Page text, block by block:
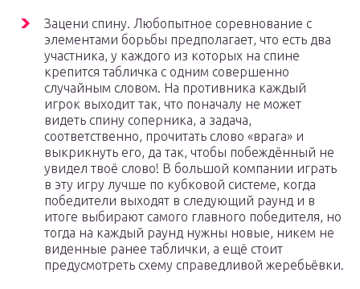
Зацени спину. Любопытное соревнование с
элементами борьбы предполагает, что есть два
участника, у каждого из которых на спине
крепится табличка с одним совершенно
случайным словом. На противника каждый
игрок выходит так, что поначалу не может
видеть спину соперника, а задача,
соответственно, прочитать слово «врага» и
выкрикнуть его, да так, чтобы побеждённый не
увидел твоё слово! В большой компании играть
в эту игру лучше по кубковой системе, когда
победители выходят в следующий раунд и в
итоге выбирают самого главного победителя, но
тогда на каждый раунд нужны новые, никем не
виденные ранее таблички, а ещё стоит
предусмотреть схему справедливой жеребьёвки.